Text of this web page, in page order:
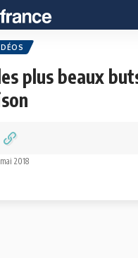
plus beaux
2018